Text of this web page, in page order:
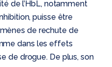
de l’HbL, notamment
puisse être
de rechute de
dans les effets
de drogue. De plus, son